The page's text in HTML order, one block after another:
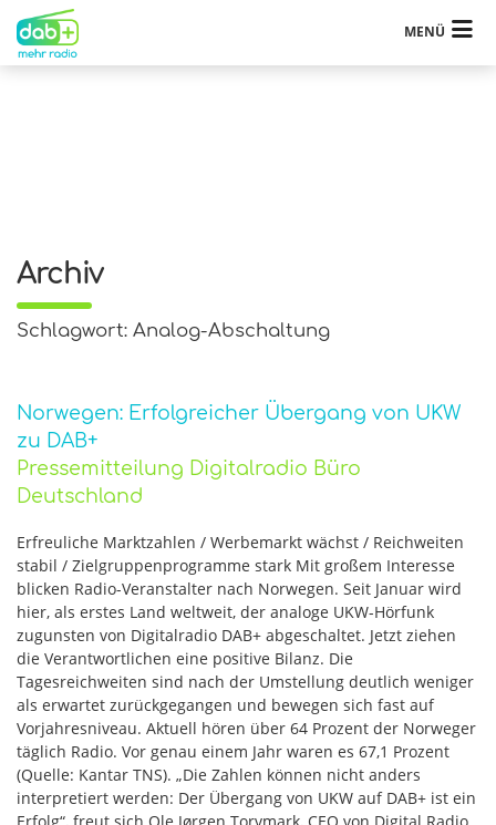
MENÜ
Archiv
Schlagwort: Analog-Abschaltung
Norwegen: Erfolgreicher Übergang von UKW
zu DAB+
Pressemitteilung Digitalradio Büro
Deutschland
Erfreuliche Marktzahlen / Werbemarkt wächst / Reichweiten
stabil / Zielgruppenprogramme stark Mit großem Interesse
blicken Radio-Veranstalter nach Norwegen. Seit Januar wird
hier, als erstes Land weltweit, der analoge UKW-Hörfunk
zugunsten von Digitalradio DAB+ abgeschaltet. Jetzt ziehen
die Verantwortlichen eine positive Bilanz. Die
Tagesreichweiten sind nach der Umstellung deutlich weniger
als erwartet zurückgegangen und bewegen sich fast auf
Vorjahresniveau. Aktuell hören über 64 Prozent der Norweger
täglich Radio. Vor genau einem Jahr waren es 67,1 Prozent
(Quelle: Kantar TNS). „Die Zahlen können nicht anders
interpretiert werden: Der Übergang von UKW auf DAB+ ist ein